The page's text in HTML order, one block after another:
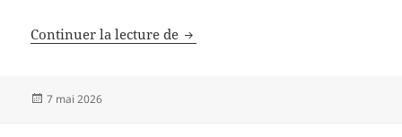
Continuer la lecture de Le numérique est-il vraiment la
Publié
7 mai 2026